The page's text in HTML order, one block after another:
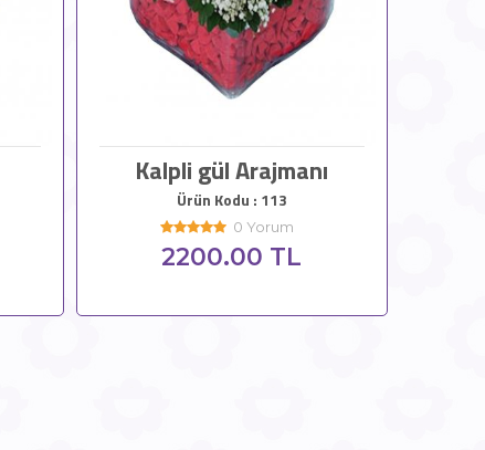
Kalpli gül Arajmanı
Ürün Kodu : 113
0 Yorum
2200.00 TL